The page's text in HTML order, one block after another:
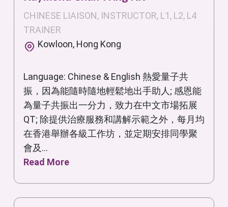
CHINESE LIAISON, INSTRUCTOR, L1, L2, L4
TRAINER
Kowloon, Hong Kong
Language: Chinese & English 熱愛量子共
振，因為能隨時隨地輕鬆地出手助人; 感恩能
為量子共振出一分力，致力在中文市場拓展
QT; 除提供治療服務和講解示範之外，每月均
在香港舉辦各級工作坊，並定期安排同學聚
會及...
Read More